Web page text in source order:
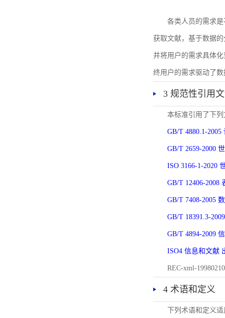
各类人员的需求
获取文献，基于数据
并将用户的需求具体
终用户的需求驱动了
3 规范性引用
本标准引用了下
GB/T 4880.1-
GB/T 2659-2000
ISO 3166-1-2020
GB/T 12406-2008
GB/T 7408-2005
GB/T 18391.3-
GB/T 4894-2009
ISO4 信息和文献
REC-xml-
4 术语和定义
下列术语和定义